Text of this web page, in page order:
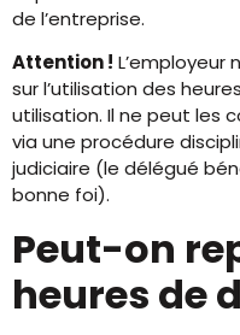
de l’entreprise.
Attention !
sur l’utilisation des
utilisation. Il ne peut les
via une procédure
judiciaire (le délégué
bonne foi).
Peut-on
heures de